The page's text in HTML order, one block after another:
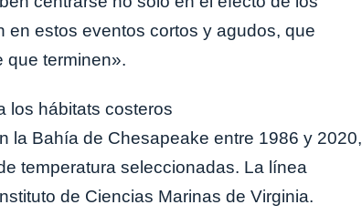
en estos eventos cortos y agudos, que
que terminen».
la Bahía de Chesapeake entre 1986 y 2020,
temperatura seleccionadas. La línea
de Ciencias Marinas de Virginia.